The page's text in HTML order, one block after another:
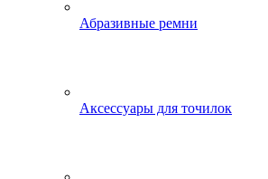
Абразивные ремни
Аксессуары для точилок